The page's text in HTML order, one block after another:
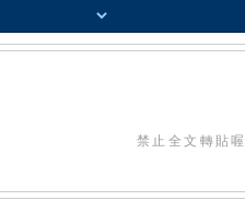
禁止全文轉貼